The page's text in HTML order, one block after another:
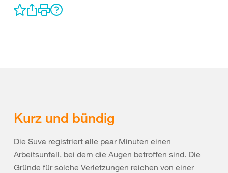
Kurz und bündig
Die Suva registriert alle paar Minuten einen
Arbeitsunfall, bei dem die Augen betroffen sind. Die
Gründe für solche Verletzungen reichen von einer